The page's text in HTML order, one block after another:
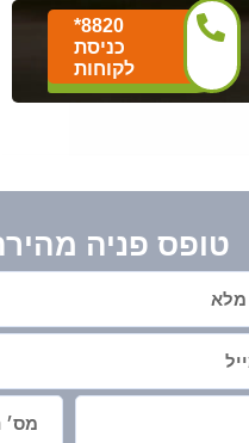
*8820
כניסת
לקוחות
טופס פניה